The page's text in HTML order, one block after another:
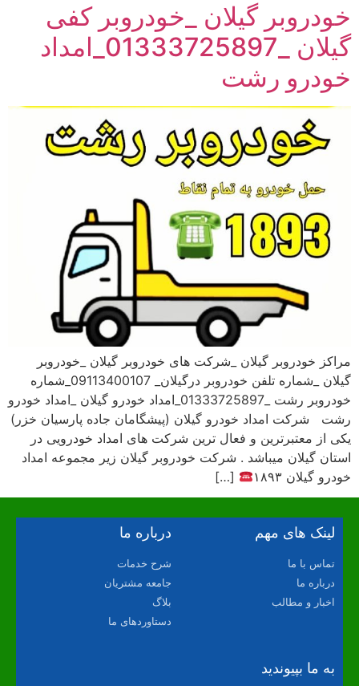
خودروبر گیلان _خودروبر کفی
گیلان _01333725897_امداد
خودرو رشت
مراکز خودروبر گیلان _شرکت های خودروبر گیلان _خودروبر
گیلان _شماره تلفن خودروبر درگیلان_ 09113400107_شماره
خودروبر رشت _01333725897_امداد خودرو گیلان _امداد خودرو
رشت شرکت امداد خودرو گیلان (پیشگامان جاده پارسیان خزر)
یکی از معتبرترین و فعال ترین شرکت های امداد خودرویی در
استان گیلان میباشد . شرکت خودروبر گیلان زیر مجموعه امداد
خودرو گیلان ۱۸۹۳
[…]
لینک های مهم
تماس با ما
درباره ما
اخبار و مطالب
درباره ما
شرح خدمات
جامعه مشتریان
بلاگ
دستاوردهای ما
به ما بپیوندید